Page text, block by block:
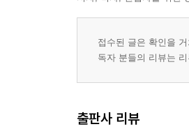
접수된 글은 확인을
독자 분들의 리뷰는
출판사 리뷰